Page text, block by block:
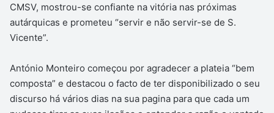
CMSV, mostrou-se confiante na vitória nas próximas
autárquicas e prometeu “servir e não servir-se de S.
Vicente”.
António Monteiro começou por agradecer a plateia “bem
composta” e destacou o facto de ter disponibilizado o seu
discurso há vários dias na sua pagina para que cada um